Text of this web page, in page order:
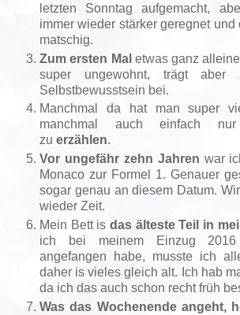
letzten Sonntag aufgemacht,
immer wieder stärker geregnet
matschig.
Zum ersten Mal etwas ganz
super ungewohnt, trägt aber
Selbstbewusstsein bei.
Manchmal da hat man super
manchmal auch einfach
zu erzählen.
Vor ungefähr zehn Jahren war
Monaco zur Formel 1. Genauer
sogar genau an diesem Datum.
wieder Zeit.
Mein Bett is das älteste Teil in
ich bei meinem Einzug
angefangen habe, musste ich
daher is vieles gleich alt. Ich hab
da ich das auch schon recht früh
Was das Wochenende angeht,